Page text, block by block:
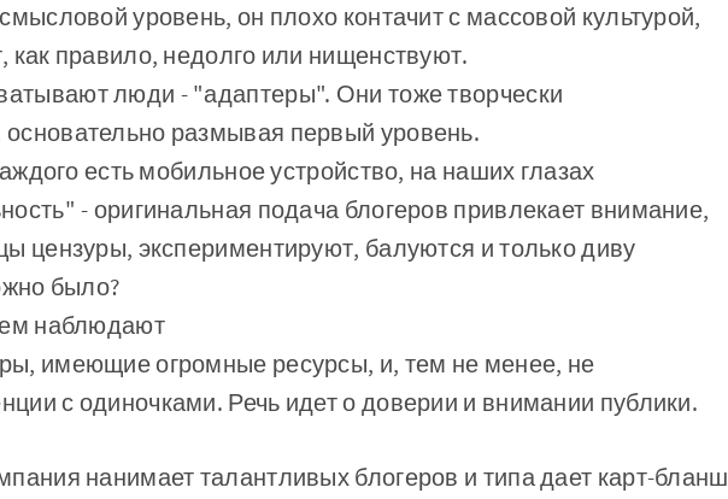
уровень, он плохо контачит с массовой культурой,
как правило, недолго или нищенствуют.
люди - "адаптеры". Они тоже творчески
размывая первый уровень.
есть мобильное устройство, на наших глазах
- оригинальная подача блогеров привлекает внимание,
цензуры, экспериментируют, балуются и только диву
было?
наблюдают
имеющие огромные ресурсы, и, тем не менее, не
с одиночками. Речь идет о доверии и внимании публики.
нанимает талантливых блогеров и типа дает карт-бланш